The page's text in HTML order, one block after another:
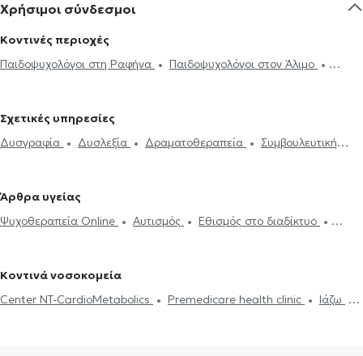
Χρήσιμοι σύνδεσμοι
Κοντινές περιοχές
Παιδοψυχολόγοι στη Ραφήνα
Παιδοψυχολόγοι στον Άλιμο
Κόσμο
Παιδοψυχολόγοι στην Καισαριανή
Παλαιό Φάληρο
Παιδοψυχολόγοι στη Νέα Σμύρνη
Παιδοψυχολόγοι στα Ιλίσια
Αμπελόκηπους
Παιδοψυχολόγοι στην Αθήνα
Παιδοψυχολόγοι
στην Πανόρμου
Παιδοψυχολόγοι στην Κυψέλη
Σχετικές υπηρεσίες
Δυσγραφία
Δυσλεξία Δραματοθεραπεία
Συμβουλευτική
Ψυχοθεραπεία Online
Άρθρα υγείας
Ψυχοθεραπεία Online
Αυτισμός
Εθισμός στο διαδίκτυο
Κοντινά νοσοκομεία
Center NT-CardioMetabolics
Premedicare health clinic
Ιάζω